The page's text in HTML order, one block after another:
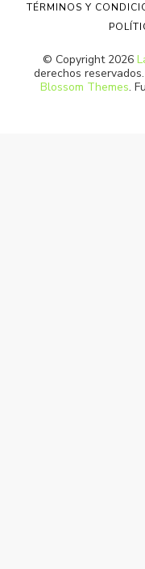
© Copyright 2026
derechos reservados.
Blossom Themes.
TÉRMINOS Y